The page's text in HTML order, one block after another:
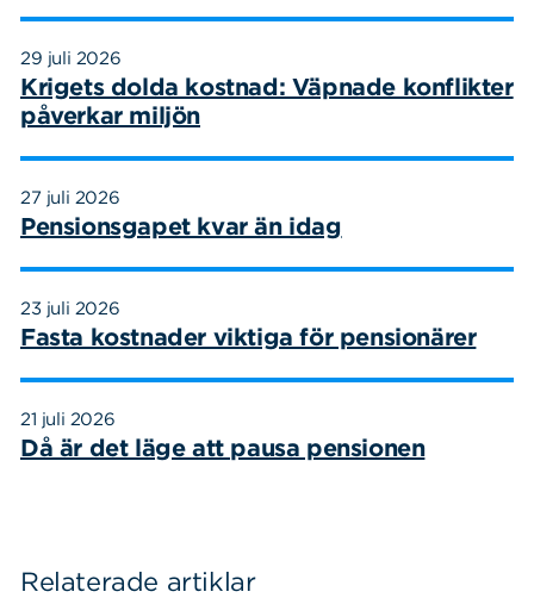
29 juli 2026
Krigets dolda kostnad: Väpnade konflikter
påverkar miljön
27 juli 2026
Pensionsgapet kvar än idag
23 juli 2026
Fasta kostnader viktiga för pensionärer
21 juli 2026
Då är det läge att pausa pensionen
Relaterade artiklar